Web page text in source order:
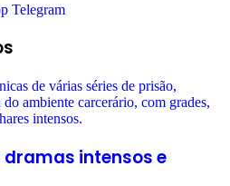
Telegram
dramas intensos e